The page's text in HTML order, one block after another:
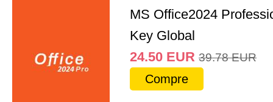
MS Office2024
Key Global
24.50 EUR 39.78 EUR
Compre